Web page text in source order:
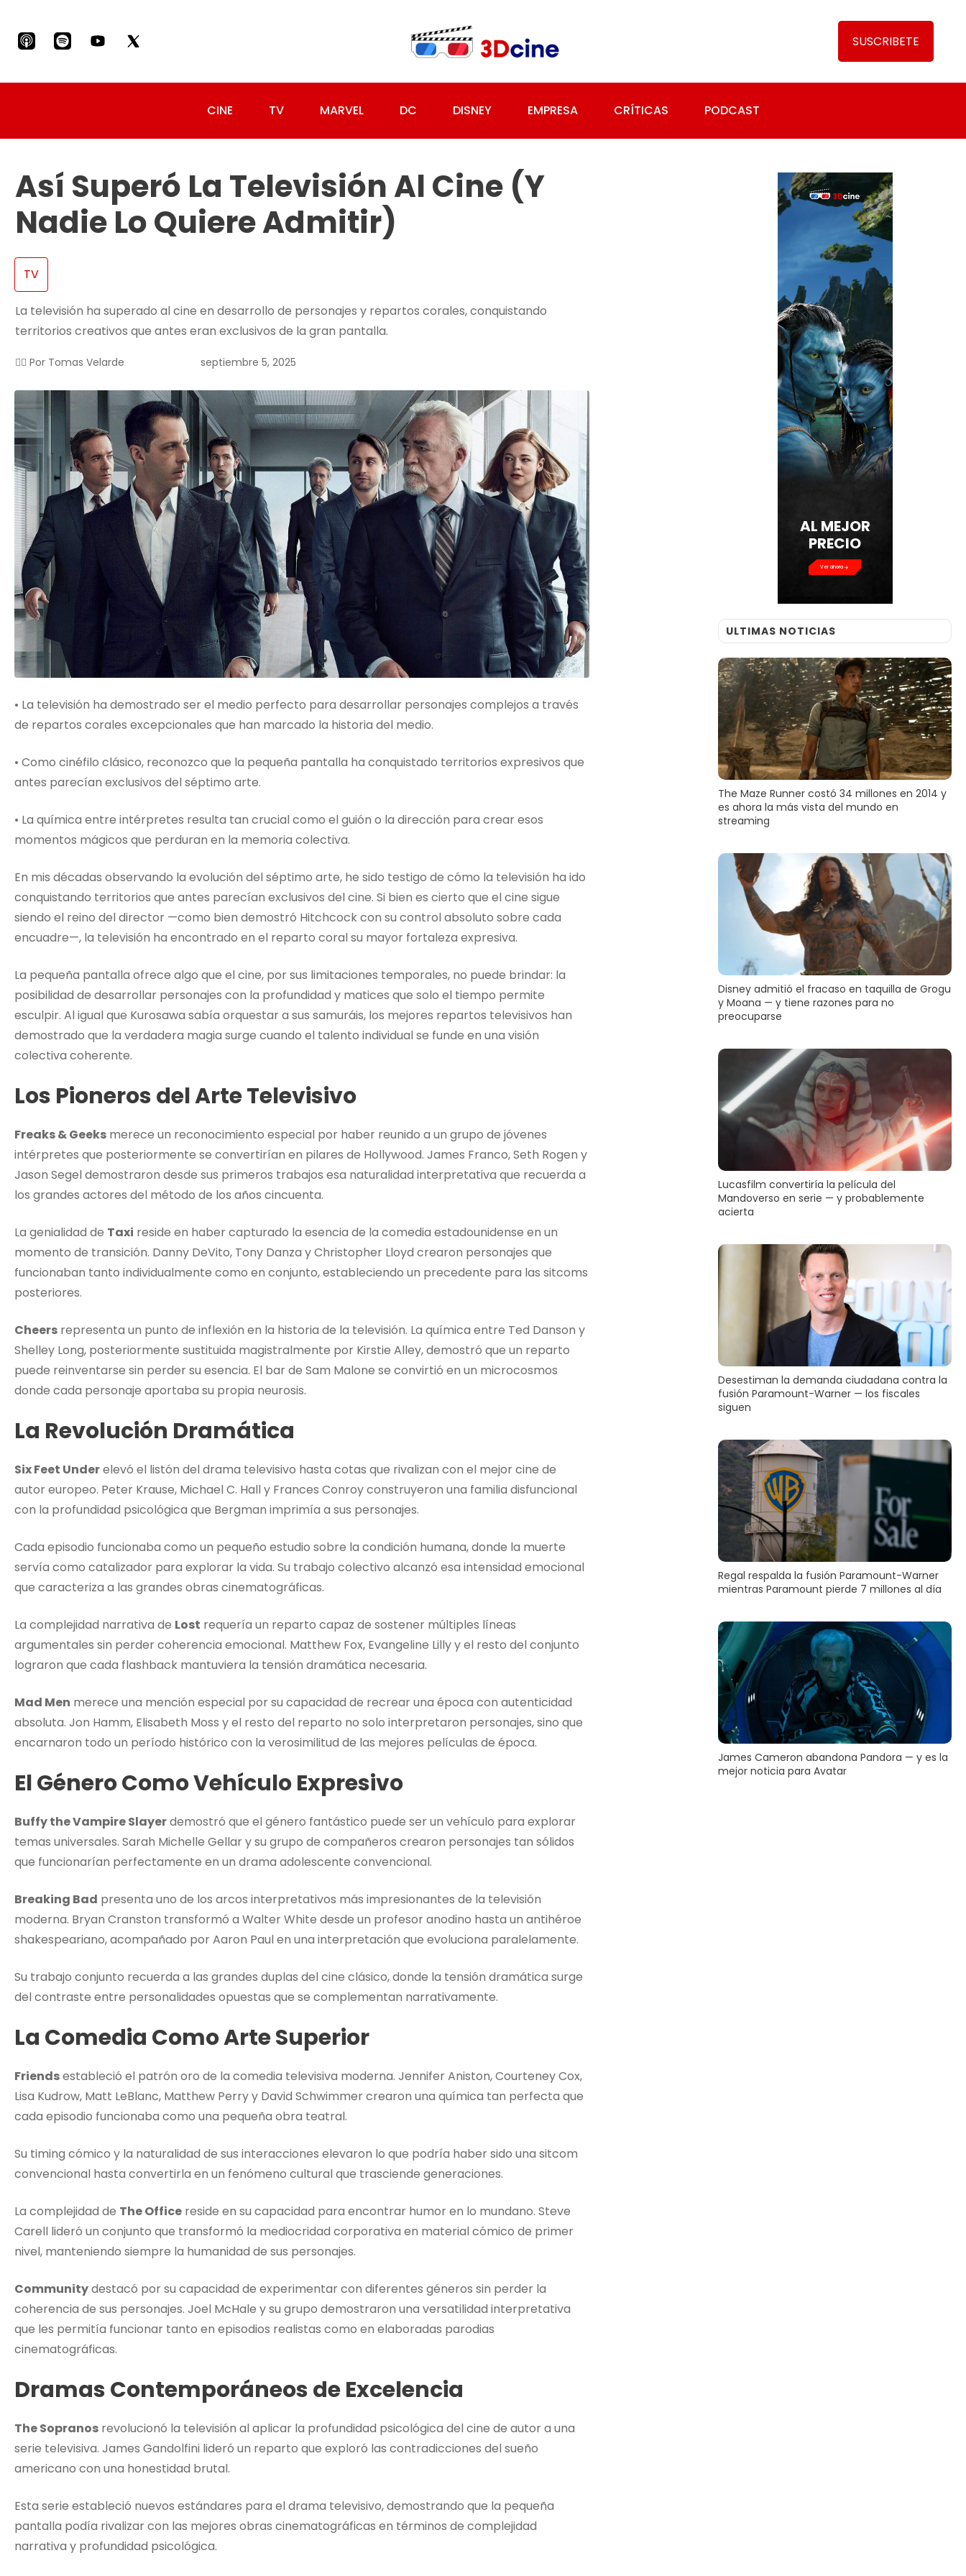
SUSCRIBETE
CINE TV MARVEL DC DISNEY EMPRESA CRÍTICAS PODCAST
Así Superó La Televisión Al Cine (y
Nadie Lo Quiere Admitir)
TV
La televisión ha superado al cine en desarrollo de personajes y repartos corales, conquistando
territorios creativos que antes eran exclusivos de la gran pantalla.
✍🏻 Por Tomas Velarde septiembre 5, 2025
• La televisión ha demostrado ser el medio perfecto para desarrollar personajes complejos a través
de repartos corales excepcionales que han marcado la historia del medio.
• Como cinéfilo clásico, reconozco que la pequeña pantalla ha conquistado territorios expresivos que
antes parecían exclusivos del séptimo arte.
• La química entre intérpretes resulta tan crucial como el guión o la dirección para crear esos
momentos mágicos que perduran en la memoria colectiva.
En mis décadas observando la evolución del séptimo arte, he sido testigo de cómo la televisión ha ido
conquistando territorios que antes parecían exclusivos del cine. Si bien es cierto que el cine sigue
siendo el reino del director —como bien demostró Hitchcock con su control absoluto sobre cada
encuadre—, la televisión ha encontrado en el reparto coral su mayor fortaleza expresiva.
La pequeña pantalla ofrece algo que el cine, por sus limitaciones temporales, no puede brindar: la
posibilidad de desarrollar personajes con la profundidad y matices que solo el tiempo permite
esculpir. Al igual que Kurosawa sabía orquestar a sus samuráis, los mejores repartos televisivos han
demostrado que la verdadera magia surge cuando el talento individual se funde en una visión
colectiva coherente.
Los Pioneros del Arte Televisivo
Freaks & Geeks merece un reconocimiento especial por haber reunido a un grupo de jóvenes
intérpretes que posteriormente se convertirían en pilares de Hollywood. James Franco, Seth Rogen y
Jason Segel demostraron desde sus primeros trabajos esa naturalidad interpretativa que recuerda a
los grandes actores del método de los años cincuenta.
La genialidad de Taxi reside en haber capturado la esencia de la comedia estadounidense en un
momento de transición. Danny DeVito, Tony Danza y Christopher Lloyd crearon personajes que
funcionaban tanto individualmente como en conjunto, estableciendo un precedente para las sitcoms
posteriores.
Cheers representa un punto de inflexión en la historia de la televisión. La química entre Ted Danson y
Shelley Long, posteriormente sustituida magistralmente por Kirstie Alley, demostró que un reparto
puede reinventarse sin perder su esencia. El bar de Sam Malone se convirtió en un microcosmos
donde cada personaje aportaba su propia neurosis.
La Revolución Dramática
Six Feet Underelevó el listón del drama televisivo hasta cotas que rivalizan con el mejor cine de
autor europeo. Peter Krause, Michael C. Hall y Frances Conroy construyeron una familia disfuncional
con la profundidad psicológica que Bergman imprimía a sus personajes.
Cada episodio funcionaba como un pequeño estudio sobre la condición humana, donde la muerte
servía como catalizador para explorar la vida. Su trabajo colectivo alcanzó esa intensidad emocional
que caracteriza a las grandes obras cinematográficas.
La complejidad narrativa de Lost requería un reparto capaz de sostener múltiples líneas
argumentales sin perder coherencia emocional. Matthew Fox, Evangeline Lilly y el resto del conjunto
lograron que cada flashback mantuviera la tensión dramática necesaria.
Mad Men merece una mención especial por su capacidad de recrear una época con autenticidad
absoluta. Jon Hamm, Elisabeth Moss y el resto del reparto no solo interpretaron personajes, sino que
encarnaron todo un período histórico con la verosimilitud de las mejores películas de época.
El Género Como Vehículo Expresivo
Buffy the Vampire Slayerdemostró que el género fantástico puede ser un vehículo para explorar
temas universales. Sarah Michelle Gellar y su grupo de compañeros crearon personajes tan sólidos
que funcionarían perfectamente en un drama adolescente convencional.
Breaking Bad presenta uno de los arcos interpretativos más impresionantes de la televisión
moderna. Bryan Cranston transformó a Walter White desde un profesor anodino hasta un antihéroe
shakespeariano, acompañado por Aaron Paul en una interpretación que evoluciona paralelamente.
Su trabajo conjunto recuerda a las grandes duplas del cine clásico, donde la tensión dramática surge
del contraste entre personalidades opuestas que se complementan narrativamente.
La Comedia Como Arte Superior
Friendsestableció el patrón oro de la comedia televisiva moderna. Jennifer Aniston, Courteney Cox,
Lisa Kudrow, Matt LeBlanc, Matthew Perry y David Schwimmer crearon una química tan perfecta que
cada episodio funcionaba como una pequeña obra teatral.
Su timing cómico y la naturalidad de sus interacciones elevaron lo que podría haber sido una sitcom
convencional hasta convertirla en un fenómeno cultural que trasciende generaciones.
La complejidad de The Office reside en su capacidad para encontrar humor en lo mundano. Steve
Carell lideró un conjunto que transformó la mediocridad corporativa en material cómico de primer
nivel, manteniendo siempre la humanidad de sus personajes.
Communitydestacó por su capacidad de experimentar con diferentes géneros sin perder la
coherencia de sus personajes. Joel McHale y su grupo demostraron una versatilidad interpretativa
que les permitía funcionar tanto en episodios realistas como en elaboradas parodias
cinematográficas.
Dramas Contemporáneos de Excelencia
The Sopranos revolucionó la televisión al aplicar la profundidad psicológica del cine de autor a una
serie televisiva. James Gandolfini lideró un reparto que exploró las contradicciones del sueño
americano con una honestidad brutal.
Esta serie estableció nuevos estándares para el drama televisivo, demostrando que la pequeña
pantalla podía rivalizar con las mejores obras cinematográficas en términos de complejidad
narrativa y profundidad psicológica.
AL MEJOR
PRECIO
Ver ahora
ULTIMAS NOTICIAS
The Maze Runner costó 34 millones en 2014 y
es ahora la más vista del mundo en
streaming
Disney admitió el fracaso en taquilla de Grogu
y Moana — y tiene razones para no
preocuparse
Lucasfilm convertiría la película del
Mandoverso en serie — y probablemente
acierta
Desestiman la demanda ciudadana contra la
fusión Paramount-Warner — los fiscales
siguen
Regal respalda la fusión Paramount-Warner
mientras Paramount pierde 7 millones al día
James Cameron abandona Pandora — y es la
mejor noticia para Avatar